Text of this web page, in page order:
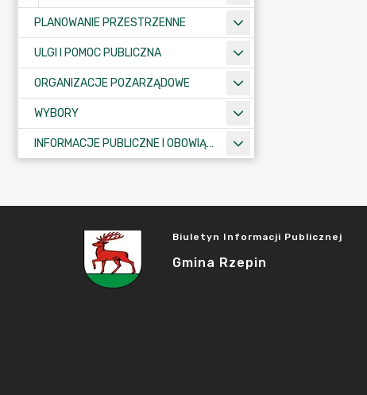
PLANOWANIE PRZESTRZENNE
ULGI I POMOC PUBLICZNA
ORGANIZACJE POZARZĄDOWE
WYBORY
INFORMACJE PUBLICZNE I OBOWIĄZKOWE
Biuletyn Informacji Publicznej
Gmina Rzepin